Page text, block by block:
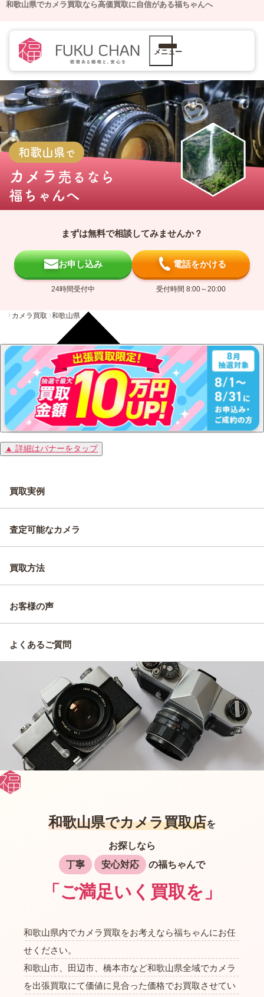
和歌山県でカメラ買取なら高価買取に自信がある福ちゃんへ
メニュー
和歌山県で
カメラ 売るなら
福ちゃんへ
まずは無料で相談してみませんか？
お申し込み
24時間受付中
電話をかける
受付時間 8:00～20:00
カメラ買取 和歌山県
▲ 詳細はバナーをタップ
買取実例
査定可能なカメラ
買取方法
お客様の声
よくあるご質問
和歌山県でカメラ買取店を
お探しなら
丁寧
安心対応 の福ちゃんで
「ご満足いく買取を」
和歌山県内でカメラ買取をお考えなら福ちゃんにお任
せください。
和歌山市、田辺市、橋本市など和歌山県全域でカメラ
を出張買取にて価値に見合った価格でお買取させてい